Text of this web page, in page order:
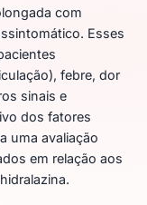
com
Esses
febre, dor
sinais e
dos fatores
uma avaliação
em relação aos